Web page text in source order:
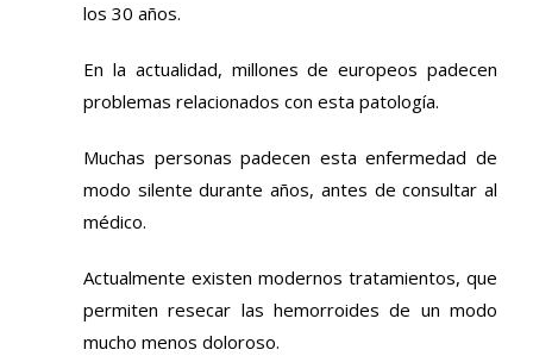
los 30 años.
En la actualidad, millones de europeos padecen
problemas relacionados con esta patología.
Muchas personas padecen esta enfermedad de
modo silente durante años, antes de consultar al
médico.
Actualmente existen modernos tratamientos, que
permiten resecar las hemorroides de un modo
mucho menos doloroso.